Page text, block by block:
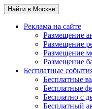
Найти в Москве
Реклама на сайте
Размещение
Размещение
Размещение
Размещение
Бесплатные
Бесплатные
Бесплатные
Бесплатно с
Бесплатный